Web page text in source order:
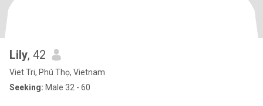
Lily, 42
Viet Tri, Phú Thọ, Vietnam
Seeking: Male 32 - 60